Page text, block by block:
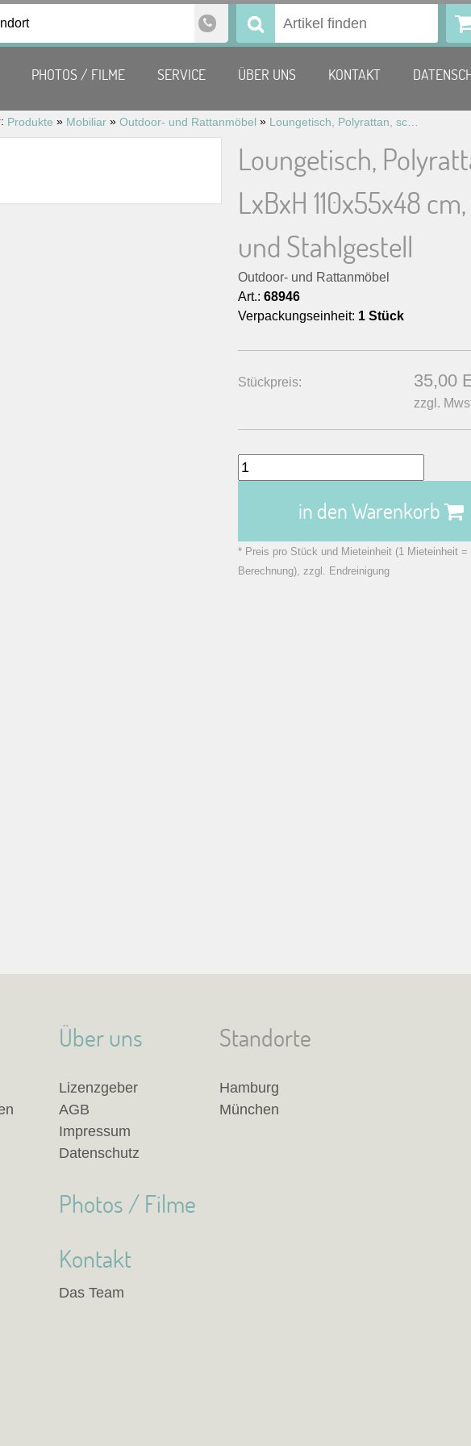
Suchen
PHOTOS / FILME SERVICE ÜBER UNS KONTAKT
Produkte » Mobiliar » Outdoor- und Rattanmöbel »
Loungetisch,
LxBxH 110x55x48
und Stahlgestell
Outdoor- und Rattanmöbel
Art.: 68946
Verpackungseinheit: 1 Stück
Stückpreis: 35,00
zzgl.
in den Warenkorb
* Preis pro Stück und Mieteinheit (1 Mieteinheit
Berechnung), zzgl. Endreinigung
Standorte
Hamburg
München
Über uns
Lizenzgeber
AGB
Impressum
Datenschutz
Photos / Filme
Kontakt
Das Team